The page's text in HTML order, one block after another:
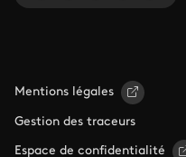
Mentions légales
Gestion des traceurs
Espace de confidentialité